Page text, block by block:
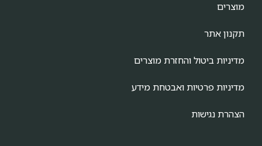
מוצרים
תקנון אתר
מדיניות ביטול והחזרת מוצרים
מדיניות פרטיות ואבטחת מידע
הצהרת נגישות